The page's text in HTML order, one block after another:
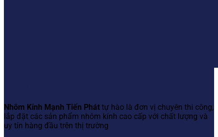
Nhôm Kính Mạnh Tiến Phát tự hào là đơn vị chuyên thi công,
lắp đặt các sản phẩm nhôm kính cao cấp với chất lượng và
uy tín hàng đầu trên thị trường